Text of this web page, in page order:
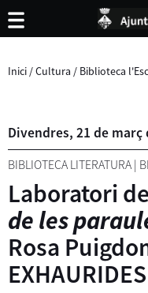
Inici /Cultura / Biblioteca
Divendres, 21 de març
BIBLIOTECA LITERATURA |
Laboratori
de les
Rosa
EXHAURIDES